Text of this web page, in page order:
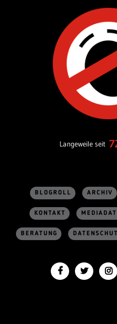
Langeweile seit
BLOGROLL ARCHIV
KONTAKT
BERATUNG